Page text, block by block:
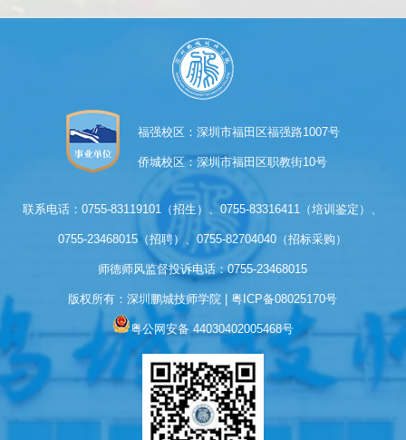
福强校区：深圳市福田区福强路1007号
侨城校区：深圳市福田区职教街10号
联系电话：0755-83119101（招生）、0755-83316411（培训鉴定）、
0755-23468015（招聘）、0755-82704040（招标采购）
师德师风监督投诉电话：0755-23468015
版权所有：深圳鹏城技师学院 | 粤ICP备08025170号
粤公网安备 44030402005468号